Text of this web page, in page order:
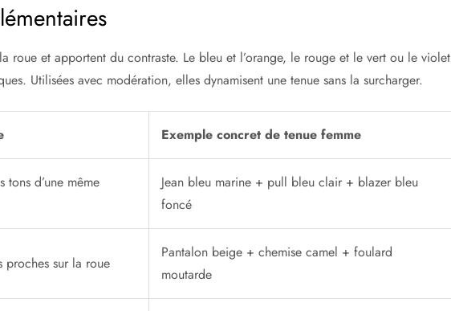
roue et apportent du contraste. Le bleu et l’orange, le rouge et le vert ou le violet
Utilisées avec modération, elles dynamisent une tenue sans la surcharger.
Exemple concret de tenue femme
tons d’une même
Jean bleu marine + pull bleu clair + blazer bleu
foncé
proches sur la roue
Pantalon beige + chemise camel + foulard
moutarde